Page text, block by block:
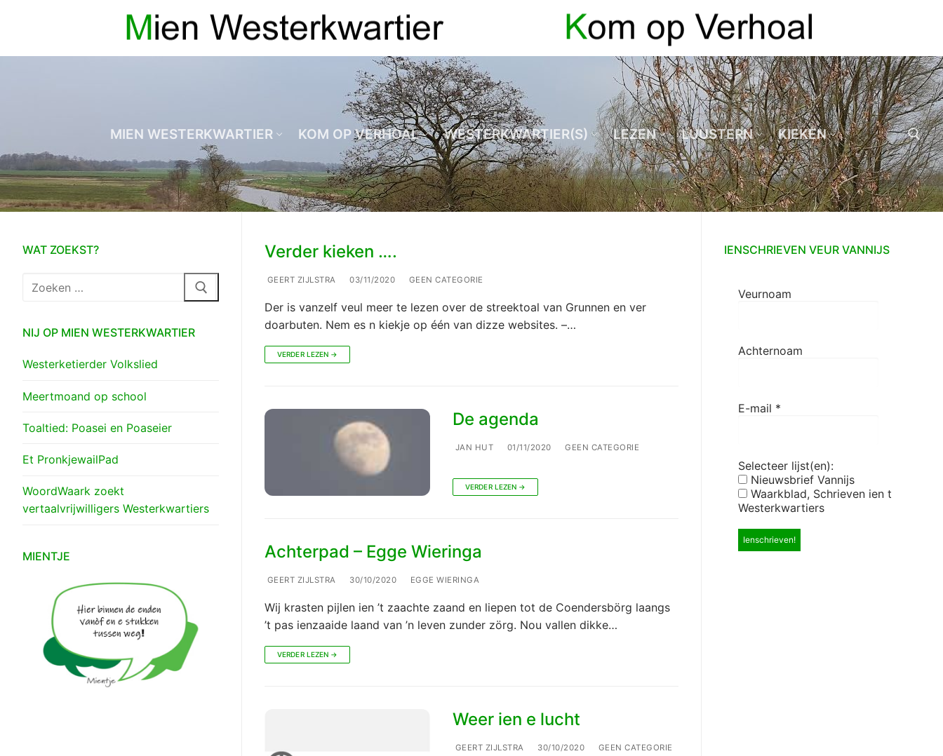
inhoud
MIEN WESTERKWARTIER KOM OP VERHOAL WESTERKWARTIER(S) LEZEN LUUSTERN KIEKEN
Zoeken naar:
Verder kieken ….
GEERT ZIJLSTRA 03/11/2020 GEEN CATEGORIE
Der is vanzelf veul meer te lezen over de streektoal van Grunnen en ver
doarbuten. Nem es n kiekje op één van dizze websites. –…
VERDER LEZEN →
De agenda
JAN HUT 01/11/2020 GEEN CATEGORIE
VERDER LEZEN →
Achterpad – Egge Wieringa
GEERT ZIJLSTRA 30/10/2020 EGGE WIERINGA
Wij krasten pijlen ien ’t zaachte zaand en liepen tot de Coendersbörg laangs
’t pas ienzaaide laand van ’n leven zunder zörg. Nou vallen dikke…
VERDER LEZEN →
Weer ien e lucht
GEERT ZIJLSTRA 30/10/2020 GEEN CATEGORIE
IENSCHRIEVEN VEUR VANNIJS
Veurnoam
Achternoam
E-mail *
Selecteer lijst(en):
Nieuwsbrief Vannijs
Waarkblad, Schrieven ien t
Westerkwartiers
WAT ZOEKST?
Zoeken
NIJ OP MIEN WESTERKWARTIER
Westerketierder Volkslied
Meertmoand op school
Toaltied: Poasei en Poaseier
Et PronkjewailPad
WoordWaark zoekt
vertaalvrijwilligers Westerkwartiers
MIENTJE